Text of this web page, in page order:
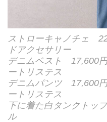
ストローキャノチェ
ドアクセサリー
デニムベスト 17,600
ートリステス
デニムパンツ 17,600
ートリステス
下に着た白タンクトッ
ル